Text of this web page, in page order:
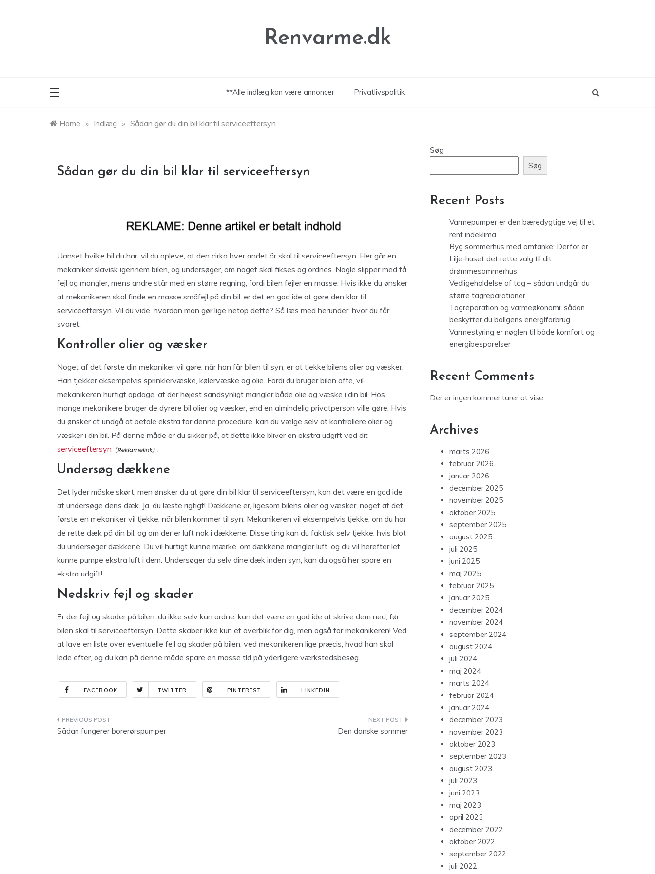
Renvarme.dk
**Alle indlæg kan være annoncer Privatlivspolitik
Home » Indlæg » Sådan gør du din bil klar til serviceeftersyn
Sådan gør du din bil klar til serviceeftersyn
Uanset hvilke bil du har, vil du opleve, at den cirka hver andet år skal til serviceeftersyn. Her går en
mekaniker slavisk igennem bilen, og undersøger, om noget skal fikses og ordnes. Nogle slipper med få
fejl og mangler, mens andre står med en større regning, fordi bilen fejler en masse. Hvis ikke du ønsker
at mekanikeren skal finde en masse småfejl på din bil, er det en god ide at gøre den klar til
serviceeftersyn. Vil du vide, hvordan man gør lige netop dette? Så læs med herunder, hvor du får
svaret.
Kontroller olier og væsker
Noget af det første din mekaniker vil gøre, når han får bilen til syn, er at tjekke bilens olier og væsker.
Han tjekker eksempelvis sprinklervæske, kølervæske og olie. Fordi du bruger bilen ofte, vil
mekanikeren hurtigt opdage, at der højest sandsynligt mangler både olie og væske i din bil. Hos
mange mekanikere bruger de dyrere bil olier og væsker, end en almindelig privatperson ville gøre. Hvis
du ønsker at undgå at betale ekstra for denne procedure, kan du vælge selv at kontrollere olier og
væsker i din bil. På denne måde er du sikker på, at dette ikke bliver en ekstra udgift ved dit
serviceeftersyn
.
Undersøg dækkene
Det lyder måske skørt, men ønsker du at gøre din bil klar til serviceeftersyn, kan det være en god ide
at undersøge dens dæk. Ja, du læste rigtigt! Dækkene er, ligesom bilens olier og væsker, noget af det
første en mekaniker vil tjekke, når bilen kommer til syn. Mekanikeren vil eksempelvis tjekke, om du har
de rette dæk på din bil, og om der er luft nok i dækkene. Disse ting kan du faktisk selv tjekke, hvis blot
du undersøger dækkene. Du vil hurtigt kunne mærke, om dækkene mangler luft, og du vil herefter let
kunne pumpe ekstra luft i dem. Undersøger du selv dine dæk inden syn, kan du også her spare en
ekstra udgift!
Nedskriv fejl og skader
Er der fejl og skader på bilen, du ikke selv kan ordne, kan det være en god ide at skrive dem ned, før
bilen skal til serviceeftersyn. Dette skaber ikke kun et overblik for dig, men også for mekanikeren! Ved
at lave en liste over eventuelle fejl og skader på bilen, ved mekanikeren lige præcis, hvad han skal
lede efter, og du kan på denne måde spare en masse tid på yderligere værkstedsbesøg.
FACEBOOK TWITTER PINTEREST LINKEDIN
Indlægsnavigation
Sådan fungerer borerørspumper Den danske sommer
Søg
Søg
Recent Posts
Varmepumper er den bæredygtige vej til et
rent indeklima
Byg sommerhus med omtanke: Derfor er
Lilje-huset det rette valg til dit
drømmesommerhus
Vedligeholdelse af tag – sådan undgår du
større tagreparationer
Tagreparation og varmeøkonomi: sådan
beskytter du boligens energiforbrug
Varmestyring er nøglen til både komfort og
energibesparelser
Recent Comments
Der er ingen kommentarer at vise.
Archives
marts 2026
februar 2026
januar 2026
december 2025
november 2025
oktober 2025
september 2025
august 2025
juli 2025
juni 2025
maj 2025
februar 2025
januar 2025
december 2024
november 2024
september 2024
august 2024
juli 2024
maj 2024
marts 2024
februar 2024
januar 2024
december 2023
november 2023
oktober 2023
september 2023
august 2023
juli 2023
juni 2023
maj 2023
april 2023
december 2022
oktober 2022
september 2022
juli 2022